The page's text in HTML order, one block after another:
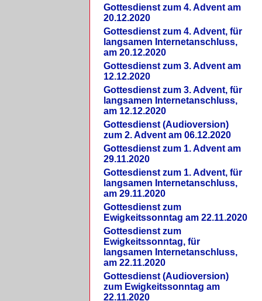
Gottesdienst zum 4. Advent am
20.12.2020
Gottesdienst zum 4. Advent, für
langsamen Internetanschluss,
am 20.12.2020
Gottesdienst zum 3. Advent am
12.12.2020
Gottesdienst zum 3. Advent, für
langsamen Internetanschluss,
am 12.12.2020
Gottesdienst (Audioversion)
zum 2. Advent am 06.12.2020
Gottesdienst zum 1. Advent am
29.11.2020
Gottesdienst zum 1. Advent, für
langsamen Internetanschluss,
am 29.11.2020
Gottesdienst zum
Ewigkeitssonntag am 22.11.2020
Gottesdienst zum
Ewigkeitssonntag, für
langsamen Internetanschluss,
am 22.11.2020
Gottesdienst (Audioversion)
zum Ewigkeitssonntag am
22.11.2020